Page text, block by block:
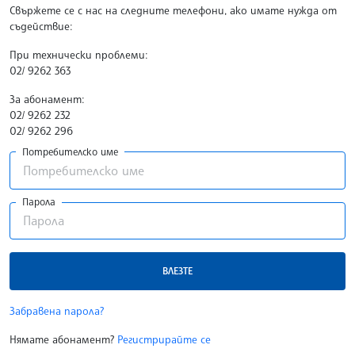
Свържете се с нас на следните телефони, ако имате нужда от
съдействие:
При технически проблеми:
02/ 9262 363
За абонамент:
02/ 9262 232
02/ 9262 296
Потребителско име
Парола
ВЛЕЗТЕ
Забравена парола?
Нямате абонамент? Регистрирайте се